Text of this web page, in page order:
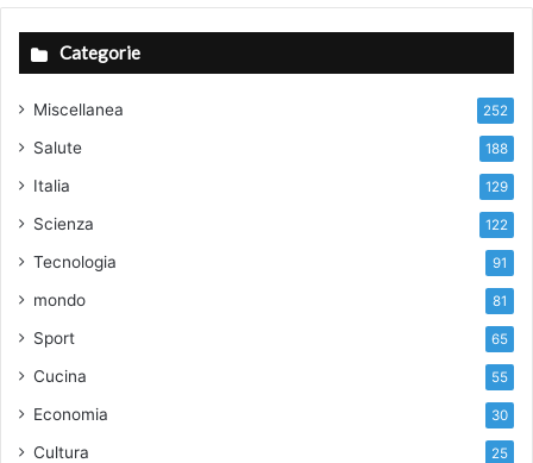
Categorie
Miscellanea 252
Salute 188
Italia 129
Scienza 122
Tecnologia 91
mondo 81
Sport 65
Cucina 55
Economia 30
Cultura 25